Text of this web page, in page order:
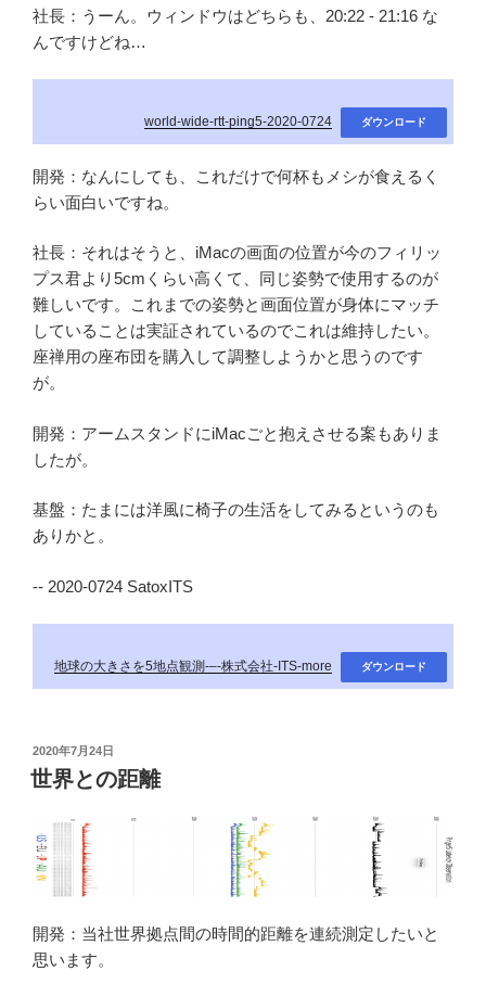
社長：うーん。ウィンドウはどちらも、20:22 - 21:16 な
んですけどね…
world-wide-rtt-ping5-2020-0724 ダウンロード
開発：なんにしても、これだけで何杯もメシが食えるく
らい面白いですね。
社長：それはそうと、iMacの画面の位置が今のフィリッ
プス君より5cmくらい高くて、同じ姿勢で使用するのが
難しいです。これまでの姿勢と画面位置が身体にマッチ
していることは実証されているのでこれは維持したい。
座禅用の座布団を購入して調整しようかと思うのです
が。
開発：アームスタンドにiMacごと抱えさせる案もありま
したが。
基盤：たまには洋風に椅子の生活をしてみるというのも
ありかと。
-- 2020-0724 SatoxITS
地球の大きさを5地点観測-–-株式会社-ITS-more ダウンロード
投
稿
日:
2020年7月24日
世界との距離
開発：当社世界拠点間の時間的距離を連続測定したいと
思います。